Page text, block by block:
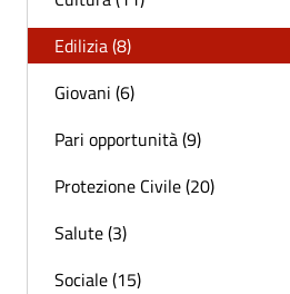
Edilizia (8)
Giovani (6)
Pari opportunità (9)
Protezione Civile (20)
Salute (3)
Sociale (15)